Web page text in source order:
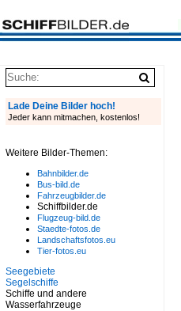
Lade Deine Bilder hoch!
Jeder kann mitmachen, kostenlos!
Weitere Bilder-Themen:
Bahnbilder.de
Bus-bild.de
Fahrzeugbilder.de
Schiffbilder.de
Flugzeug-bild.de
Staedte-fotos.de
Landschaftsfotos.eu
Tier-fotos.eu
Seegebiete
Segelschiffe
Schiffe und andere
Wasserfahrzeuge